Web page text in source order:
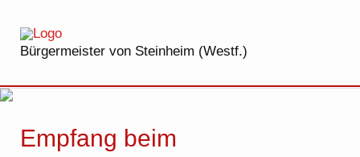
Bürgermeister von Steinheim (Westf.)
Empfang beim